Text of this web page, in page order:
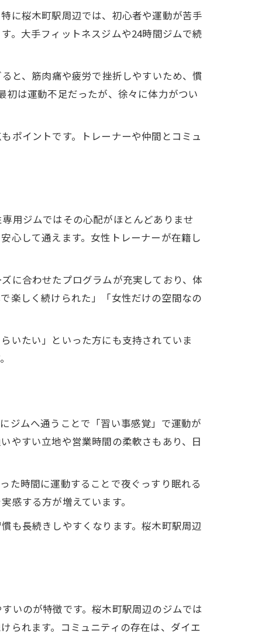
に桜木町駅周辺では、初心者や運動が苦手
。大手フィットネスジムや24時間ジムで続
と、筋肉痛や疲労で挫折しやすいため、慣
は運動不足だったが、徐々に体力がつい
ポイントです。トレーナーや仲間とコミュ
用ジムではその心配がほとんどありませ
心して通えます。女性トレーナーが在籍し
に合わせたプログラムが充実しており、体
楽しく続けられた」「女性だけの空間なの
いたい」といった方にも支持されていま
ジムへ通うことで「習い事感覚」で運動が
やすい立地や営業時間の柔軟さもあり、日
た時間に運動することで夜ぐっすり眠れる
感する方が増えています。
も長続きしやすくなります。桜木町駅周辺
いのが特徴です。桜木町駅周辺のジムでは
られます。コミュニティの存在は、ダイエ